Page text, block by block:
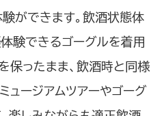
ができます。飲酒状態体
験できるゴーグルを着用
保ったまま、飲酒時と同様
ュージアムツアーやゴーグ